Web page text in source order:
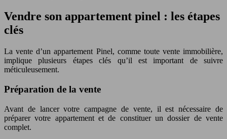
Vendre son appartement pinel : les étapes
clés
La vente d’un appartement Pinel, comme toute vente immobilière,
implique plusieurs étapes clés qu’il est important de suivre
méticuleusement.
Préparation de la vente
Avant de lancer votre campagne de vente, il est nécessaire de
préparer votre appartement et de constituer un dossier de vente
complet.